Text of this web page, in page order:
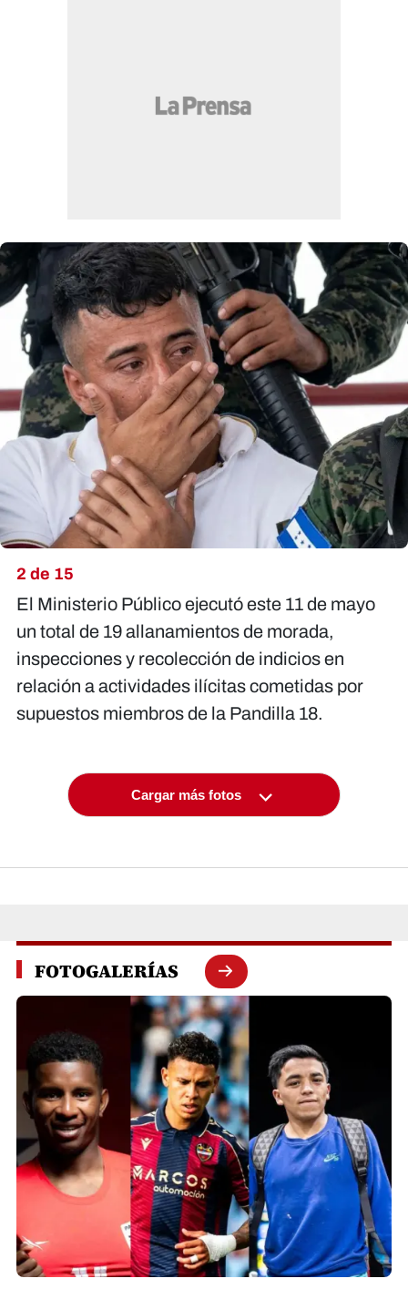
2 de 15
El Ministerio Público ejecutó este 11 de mayo
un total de 19 allanamientos de morada,
inspecciones y recolección de indicios en
relación a actividades ilícitas cometidas por
supuestos miembros de la Pandilla 18.
Cargar más fotos
FOTOGALERÍAS